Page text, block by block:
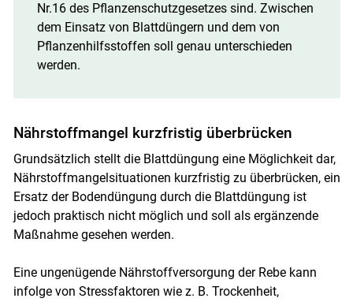
Nr.16 des Pflanzenschutzgesetzes sind. Zwischen
dem Einsatz von Blattdüngern und dem von
Pflanzenhilfsstoffen soll genau unterschieden
werden.
Nährstoffmangel kurzfristig überbrücken
Grundsätzlich stellt die Blattdüngung eine Möglichkeit dar,
Nährstoffmangelsituationen kurzfristig zu überbrücken, ein
Ersatz der Bodendüngung durch die Blattdüngung ist
jedoch praktisch nicht möglich und soll als ergänzende
Maßnahme gesehen werden.
Eine ungenügende Nährstoffversorgung der Rebe kann
infolge von Stressfaktoren wie z. B. Trockenheit,